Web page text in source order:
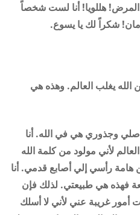
المرض! هللويا! أنا لست شخصاً
شكراً لك يا يسوع.
يغلب العالم. وهذه هي
وجذوري هي في الله. أنا
لأني مولود من كلمة الله
رأسي إلي أصابع قدمي. أنا
فهذه هي طبيعتي. لذلك فإن
أمور غريبة عني لأني لا أسلك